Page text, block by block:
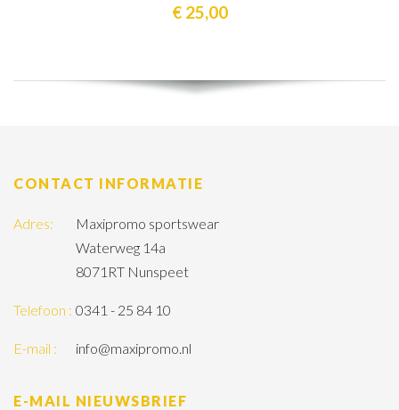
€ 25,00
CONTACT INFORMATIE
Adres:
Maxipromo sportswear
Waterweg 14a
8071RT Nunspeet
Telefoon : 0341 - 25 84 10
E-mail : info@maxipromo.nl
E-MAIL NIEUWSBRIEF